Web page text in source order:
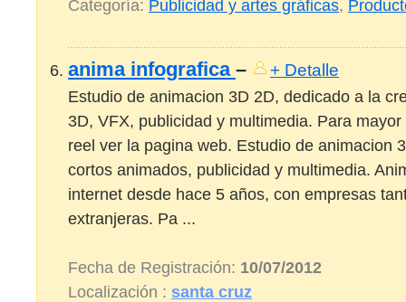
Categoría: Publicidad y artes gráficas,
anima infografica –
+ Detalle
Estudio de animacion 3D 2D, dedicado a la
3D, VFX, publicidad y multimedia. Para
reel ver la pagina web. Estudio de animacion
cortos animados, publicidad y multimedia.
internet desde hace 5 años, con empresas
extranjeras. Pa ...
Fecha de Registración: 10/07/2012
Localización : santa cruz